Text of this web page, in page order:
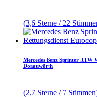
(3,6 Sterne / 22
Mercedes Benz Sprinter RTW
Donauwörth
(2,7 Sterne / 7